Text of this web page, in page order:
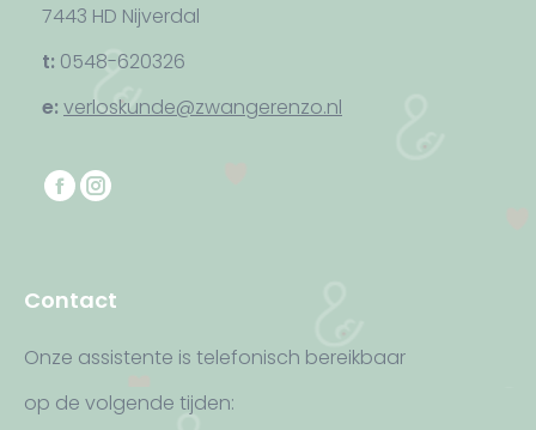
7443 HD Nijverdal
t: 0548-620326
e: verloskunde@zwangerenzo.nl
Vind ons op:
F
e
o
k
I
t
g
a
Contact
Onze assistente is telefonisch bereikbaar
op de volgende tijden: